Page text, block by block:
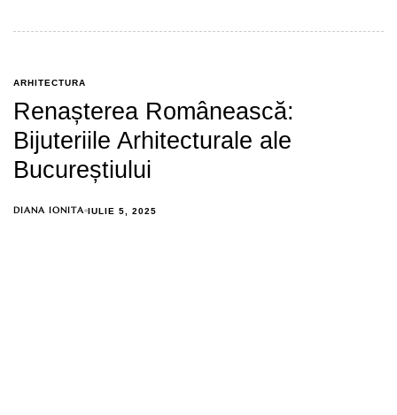
ARHITECTURA
Renașterea Românească:
Bijuteriile Arhitecturale ale
Bucureștiului
DIANA IONITA IULIE 5, 2025